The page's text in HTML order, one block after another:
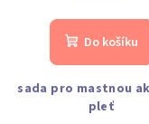
Do košíku
sada pro mastnou
pleť